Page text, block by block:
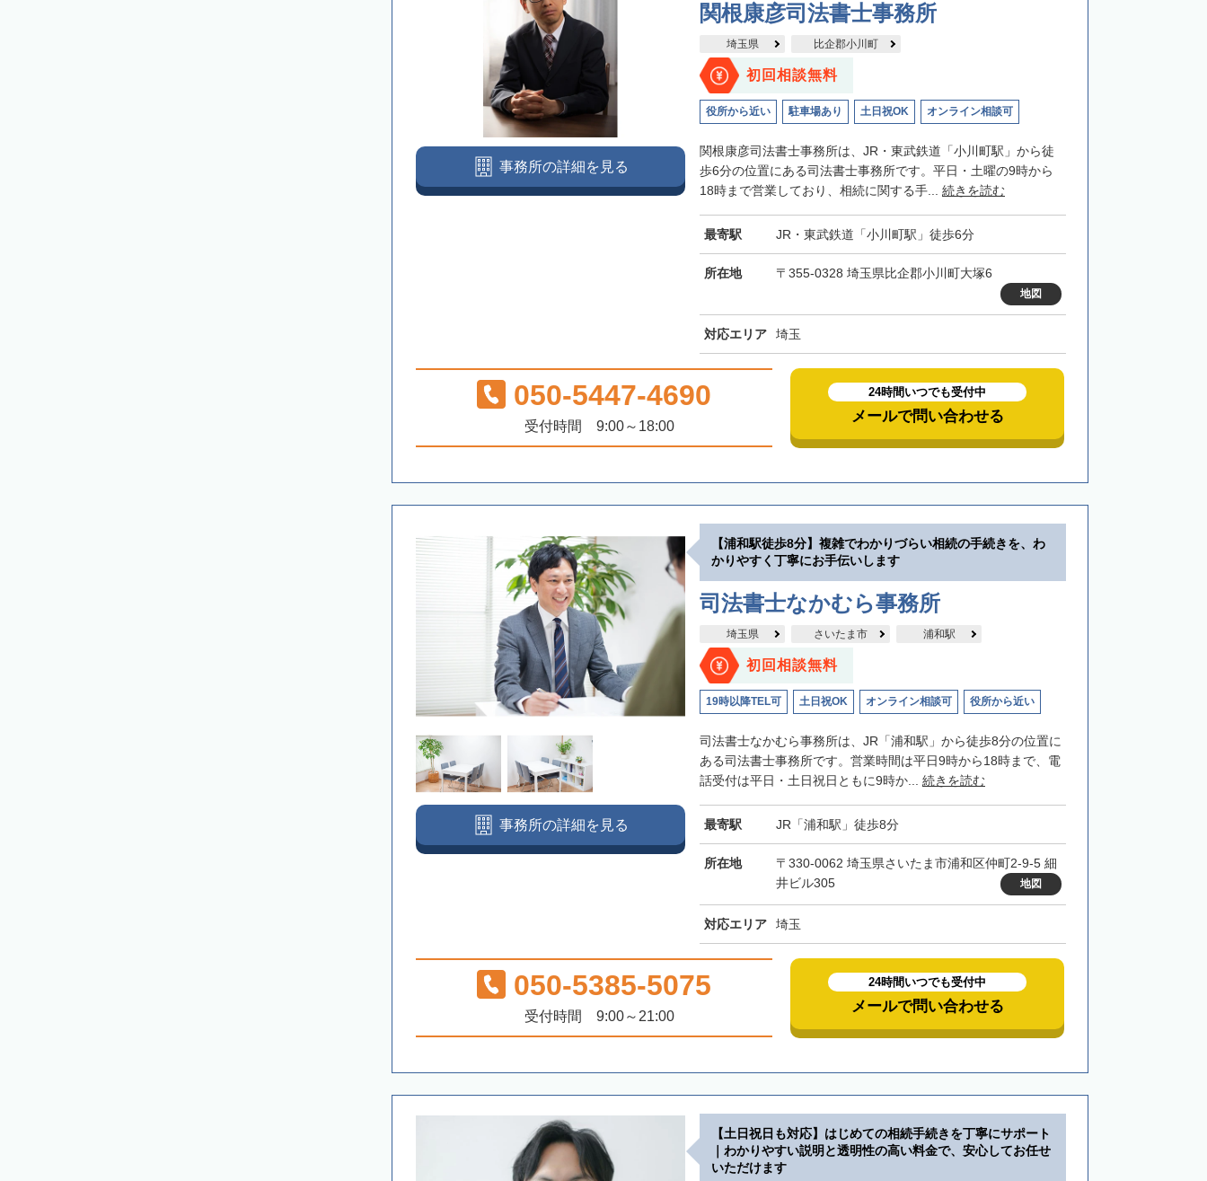
関根康彦司法書士事務所
埼玉県 比企郡小川町
初回相談無料
役所から近い 駐車場あり 土日祝OK オンライン相談可
関根康彦司法書士事務所は、JR・東武鉄道「小川町駅」から徒
歩6分の位置にある司法書士事務所です。平日・土曜の9時から
18時まで営業しており、相続に関する手... 続きを読む
最寄駅 JR・東武鉄道「小川町駅」徒歩6分
所在地 〒355-0328 埼玉県比企郡小川町大塚6
地図
対応エリア 埼玉
事務所の詳細を見る
050-5447-4690
受付時間 9:00～18:00
24時間いつでも受付中
メールで問い合わせる
【浦和駅徒歩8分】複雑でわかりづらい相続の手続きを、わ
かりやすく丁寧にお手伝いします
司法書士なかむら事務所
埼玉県 さいたま市 浦和駅
初回相談無料
19時以降TEL可 土日祝OK オンライン相談可 役所から近い
司法書士なかむら事務所は、JR「浦和駅」から徒歩8分の位置に
ある司法書士事務所です。営業時間は平日9時から18時まで、電
話受付は平日・土日祝日ともに9時か... 続きを読む
最寄駅 JR「浦和駅」徒歩8分
所在地
〒330-0062 埼玉県さいたま市浦和区仲町2-9-5 細
井ビル305
地図
対応エリア 埼玉
事務所の詳細を見る
050-5385-5075
受付時間 9:00～21:00
24時間いつでも受付中
メールで問い合わせる
【土日祝日も対応】はじめての相続手続きを丁寧にサポート
｜わかりやすい説明と透明性の高い料金で、安心してお任せ
いただけます